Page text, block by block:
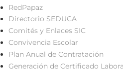
RedPapaz
Directorio SEDUCA
Comités y Enlaces SIC
Convivencia Escolar
Plan Anual de Contratación
Generación de Certificado